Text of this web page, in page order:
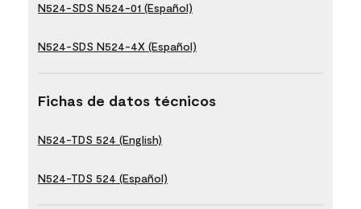
N524-SDS N524-01 (Español)
N524-SDS N524-4X (Español)
Fichas de datos técnicos
N524-TDS 524 (English)
N524-TDS 524 (Español)